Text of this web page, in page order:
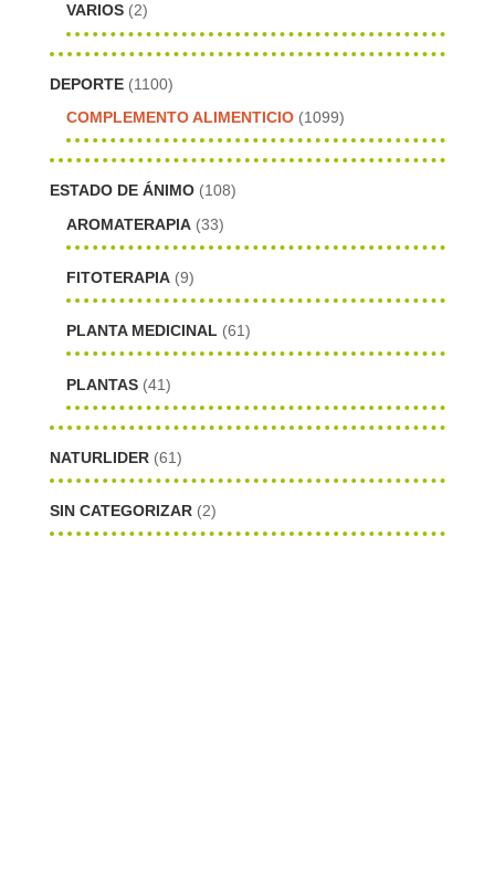
VARIOS (2)
DEPORTE (1100)
COMPLEMENTO ALIMENTICIO (1099)
ESTADO DE ÁNIMO (108)
AROMATERAPIA (33)
FITOTERAPIA (9)
PLANTA MEDICINAL (61)
PLANTAS (41)
NATURLIDER (61)
SIN CATEGORIZAR (2)